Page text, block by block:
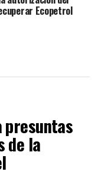
Ecopetrol
de la